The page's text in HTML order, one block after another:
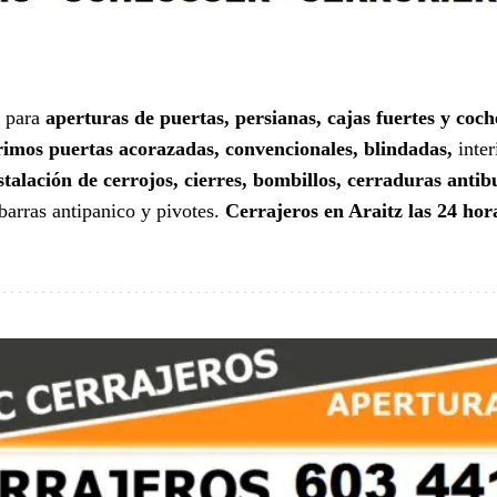
para aperturas de puertas, persianas, cajas fuertes y
puertas acorazadas, convencionales, blindadas,
de cerrojos, cierres, bombillos, cerraduras
antipanico y pivotes. Cerrajeros en Araitz las 24